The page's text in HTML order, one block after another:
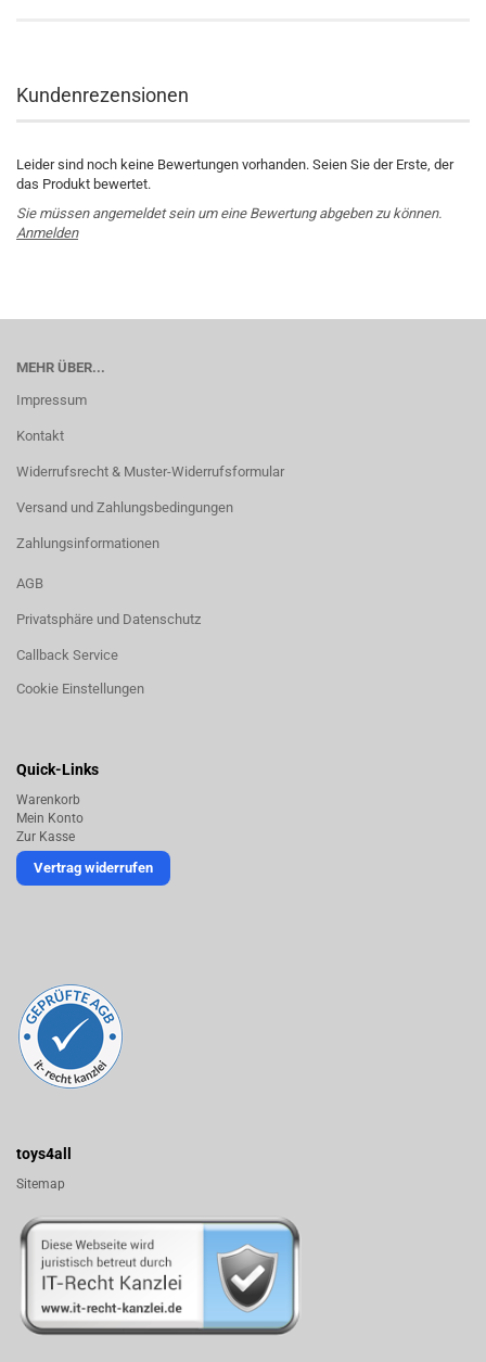
Kundenrezensionen
Leider sind noch keine Bewertungen vorhanden. Seien Sie der Erste, der
das Produkt bewertet.
Sie müssen angemeldet sein um eine Bewertung abgeben zu können.
Anmelden
MEHR ÜBER...
Impressum
Kontakt
Widerrufsrecht & Muster-Widerrufsformular
Versand und Zahlungsbedingungen
Zahlungsinformationen
AGB
Privatsphäre und Datenschutz
Callback Service
Cookie Einstellungen
Quick-Links
Warenkorb
Mein Konto
Zur Kasse
Vertrag widerrufen
toys4all
Sitemap